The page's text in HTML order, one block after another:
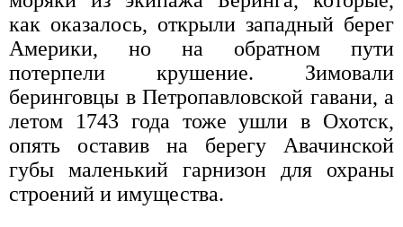
как оказалось, открыли западный берег
Америки, но на обратном пути
потерпели крушение. Зимовали
беринговцы в Петропавловской гавани, а
летом 1743 года тоже ушли в Охотск,
опять оставив на берегу Авачинской
губы маленький гарнизон для охраны
строений и имущества.